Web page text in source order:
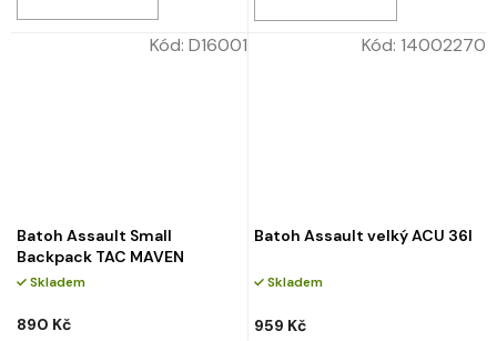
Batoh Assault Small
Backpack TAC MAVEN
Skladem
890 Kč
Kód: D16001
Batoh Assault velký ACU 36l
Skladem
959 Kč
Kód: 14002270